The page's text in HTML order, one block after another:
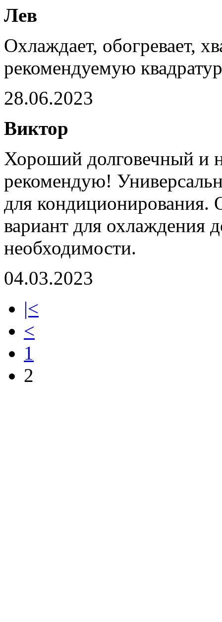
Лев
Охлаждает, обогревает,
рекомендуемую
28.06.2023
Виктор
Хороший долговечный и
рекомендую!
для кондиционирования.
вариант для охлаждения
необходимости.
04.03.2023
|<
<
1
2